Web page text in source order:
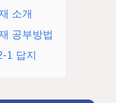
소개
공부방법
1 답지